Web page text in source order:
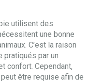
utilisent des
une bonne
C’est la raison
pratiqués par un
confort. Cependant,
être requise afin de